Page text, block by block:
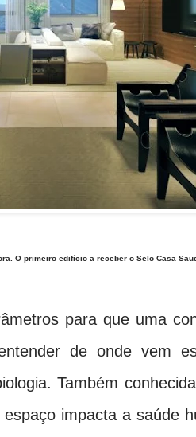
O primeiro edifício a receber o Selo Casa
para que uma
de onde vem
Também
impacta a saúde